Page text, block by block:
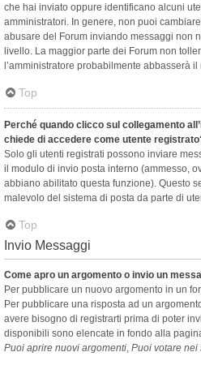
che hai inviato oppure identificano alcuni
amministratori. In genere, non puoi
abusare del Forum inviando messaggi non
livello. La maggior parte dei Forum non
l’amministratore probabilmente abbasserà
Top
Perché quando clicco sul collegamento
chiede di accedere come utente
Solo gli utenti registrati possono inviare
il modulo di invio posta interno (ammesso,
abbiano abilitato questa funzione). Questo
malevolo del sistema di posta da parte di
Top
Invio Messaggi
Come apro un argomento o invio un
Per pubblicare un nuovo argomento in un
Per pubblicare una risposta ad un
avere bisogno di registrarti prima di poter
disponibili sono elencate in fondo alla
Puoi aprire nuovi argomenti, Puoi votare nei